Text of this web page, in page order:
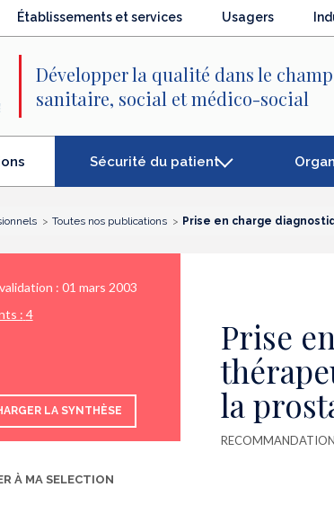
Établissements et services Usagers
Développer la qualité dans le champ
sanitaire, social et médico-social
Sécurité du patient
Toutes nos publications Prise en charge
: 01 mars 2003
: 4
LA SYNTHÈSE
À MA SELECTION
Prise
la